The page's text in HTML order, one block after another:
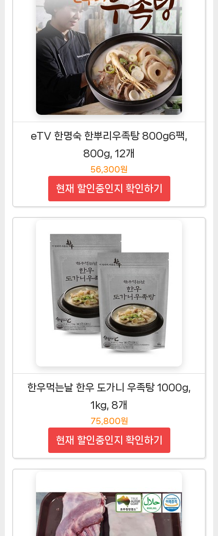
eTV 한명숙 한뿌리우족탕 800g6팩,
800g, 12개
56,300원
현재 할인중인지 확인하기
한우먹는날 한우 도가니 우족탕 1000g,
1kg, 8개
75,800원
현재 할인중인지 확인하기